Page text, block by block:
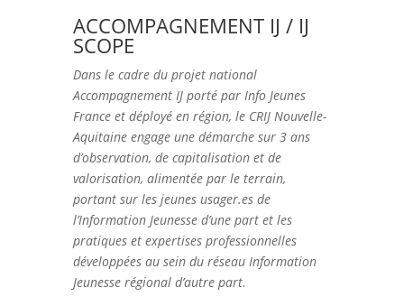
ACCOMPAGNEMENT IJ / IJ
SCOPE
Dans le cadre du projet national
Accompagnement IJ porté par Info Jeunes
France et déployé en région, le CRIJ Nouvelle-
Aquitaine engage une démarche sur 3 ans
d’observation, de capitalisation et de
valorisation, alimentée par le terrain,
portant sur les jeunes usager.es de
l’Information Jeunesse d’une part et les
pratiques et expertises professionnelles
développées au sein du réseau Information
Jeunesse régional d’autre part.